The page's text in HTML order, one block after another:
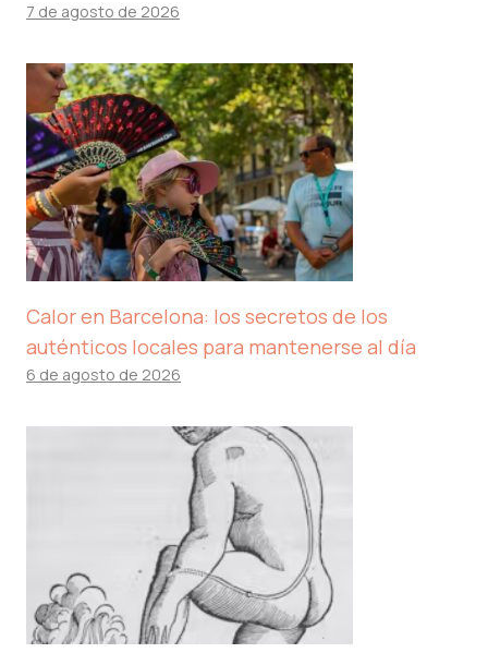
7 de agosto de 2026
Calor en Barcelona: los secretos de los
auténticos locales para mantenerse al día
6 de agosto de 2026